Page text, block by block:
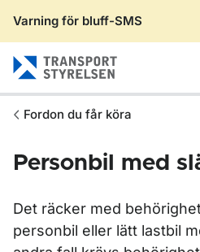
Varning för bluff-SMS
Fordon du får köra
Personbil med
Det räcker med
personbil eller lätt lastbil